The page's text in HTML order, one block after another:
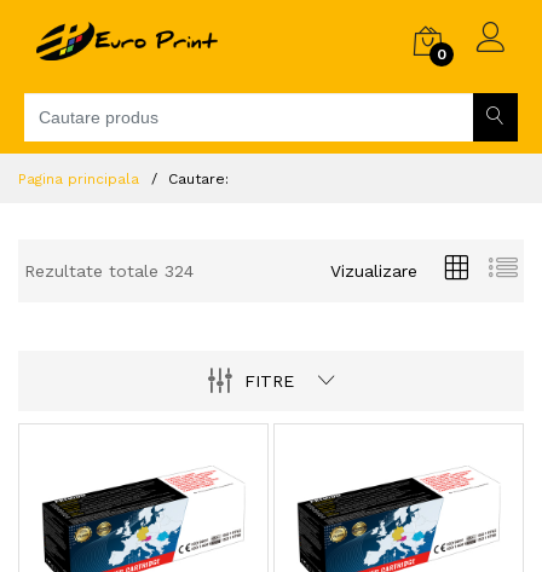
0
Pagina principala Cautare:
Rezultate totale 324 Vizualizare
FITRE